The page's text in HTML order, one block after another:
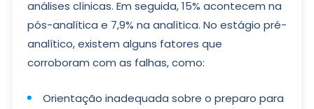
análises clínicas. Em seguida, 15% acontecem na
pós-analítica e 7,9% na analítica. No estágio pré-
analítico, existem alguns fatores que
corroboram com as falhas, como:
Orientação inadequada sobre o preparo para